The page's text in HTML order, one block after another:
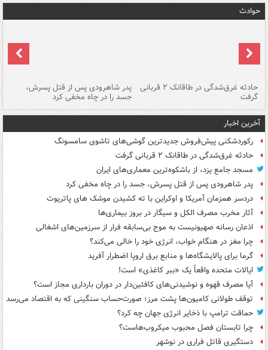
حوادث
حادثه غرق‌شدگی در طاقانک ۲ قربانی
گرفت
پدر شاهرودی پس از قتل پسرش،
جسد را در چاه مخفی کرد
آخرین اخبار
رکوردشکنی پیش‌فروش جدیدترین گوشی‌های تاشوی سامسونگ
حادثه غرق‌شدگی در طاقانک ۲ قربانی گرفت
مسجد جامع یزد، از باشکوه‌ترین معماری‌های ایران
پدر شاهرودی پس از قتل پسرش، جسد را در چاه مخفی کرد
دردسر همزمان آمریکا و اوکراین با ته کشیدن موشک های پاتریوت
آثار مخرب مصرف الکل و سیگار در بروز بیماری‌ها
اذعان رسانه صهیونیست به موج بی‌سابقه فرار از سرزمین‌های اشغالی
چرا مغز در هنگام خواب، انرژی خود را خالی می‌کند؟
گرما برای پالایشگاه‌ها و منابع برق اروپا اضطرار آفرید
ایالات متحده واقعاً یک «ببر کاغذی» است!
آیا مصرف قهوه و نوشیدنی‌های کافئین‌دار در دوران بارداری مجاز است؟
توقف طولانی کامیون‌ها پشت مرز؛ صورت‌حساب سنگینی که به اقتصاد می‌رسد
حماقت ترامپ با ذخایر انرژی جهان چه کرد؟
چرا تابستان فصل محبوب میکروب‌هاست؟
دستگیری قاتل فراری در نوشهر